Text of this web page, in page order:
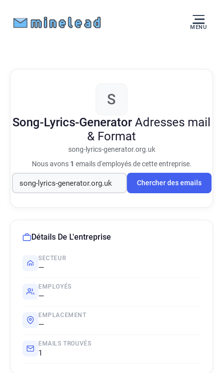
MENU
S
Song-Lyrics-Generator Adresses mail
& Format
song-lyrics-generator.org.uk
Nous avons 1 emails d'employés de cette entreprise.
Chercher des emails
Détails De L'entreprise
SECTEUR
—
EMPLOYÉS
—
EMPLACEMENT
—
EMAILS TROUVÉS
1